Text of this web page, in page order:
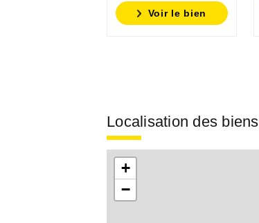
Voir le bien
Localisation des biens
+
−